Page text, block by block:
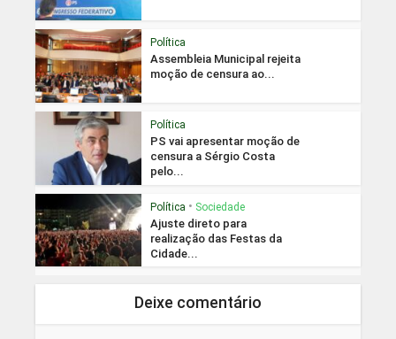
Política
Assembleia Municipal rejeita
moção de censura ao...
Política
PS vai apresentar moção de
censura a Sérgio Costa
pelo...
Política • Sociedade
Ajuste direto para
realização das Festas da
Cidade...
Deixe comentário